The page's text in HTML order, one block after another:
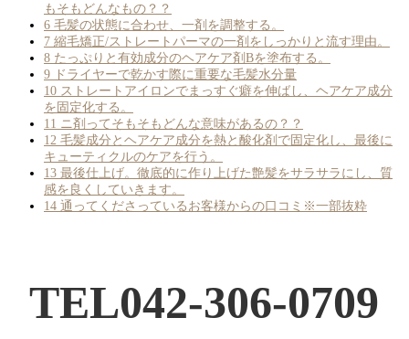
もそもどんなもの？？
6 毛髪の状態に合わせ、一剤を調整する。
7 縮毛矯正/ストレートパーマの一剤をしっかりと流す理由。
8 たっぷりと有効成分のヘアケア剤Bを塗布する。
9 ドライヤーで乾かす際に重要な毛髪水分量
10 ストレートアイロンでまっすぐ癖を伸ばし、ヘアケア成分
を固定化する。
11 ニ剤ってそもそもどんな意味があるの？？
12 毛髪成分とヘアケア成分を熱と酸化剤で固定化し、最後に
キューティクルのケアを行う。
13 最後仕上げ。徹底的に作り上げた艶髪をサラサラにし、質
感を良くしていきます。
14 通ってくださっているお客様からの口コミ※一部抜粋
TEL042-306-0709